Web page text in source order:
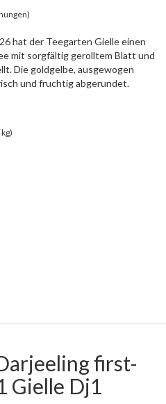
hat der Teegarten Gielle einen
mit sorgfältig gerolltem Blatt und
Die goldgelbe, ausgewogen
und fruchtig abgerundet.
first-
Gielle Dj1